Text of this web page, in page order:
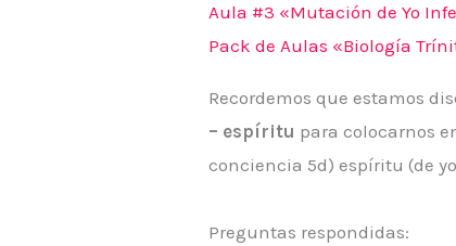
Aula #3 «Mutación de Yo
Pack de Aulas «Biología
Recordemos que estamos
– espíritu para colocarnos
conciencia 5d) espíritu (de
Preguntas respondidas: